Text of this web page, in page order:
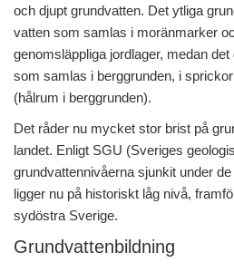
och djupt grundvatten. Det ytliga
vatten som samlas i moränmarker
genomsläppliga jordlager, medan
som samlas i berggrunden, i
(hålrum i berggrunden).
Det råder nu mycket stor brist på
landet. Enligt SGU (Sveriges
grundvattennivåerna sjunkit under
ligger nu på historiskt låg nivå,
sydöstra Sverige.
Grundvattenbildning